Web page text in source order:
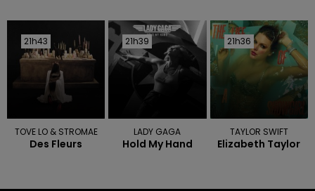
21h43
21h43
TOVE LO & STROMAE
Des Fleurs
21h39
21h39
LADY GAGA
Hold My Hand
21h36
21h36
TAYLOR SWIFT
Elizabeth Taylor